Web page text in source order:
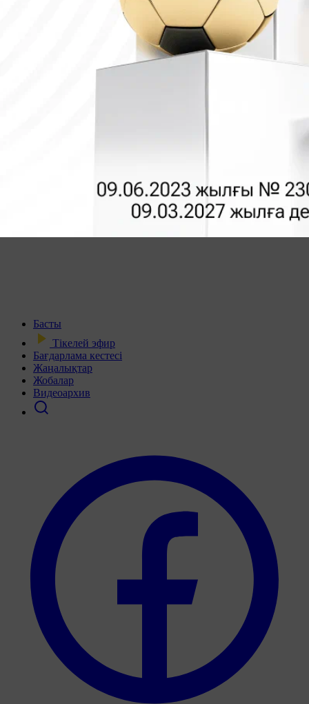
Басты
Тікелей эфир
Бағдарлама кестесі
Жаңалықтар
Жобалар
Видеоархив